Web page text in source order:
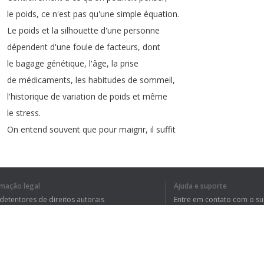
le poids, ce n'est pas qu'une simple équation.
Le poids et la silhouette d'une personne
dépendent d'une foule de facteurs, dont
le bagage génétique, l'âge, la prise
de médicaments, les habitudes de sommeil,
l'historique de variation de poids et même
le stress.
On entend souvent que pour maigrir, il suffit
d'aliments
legal
detentores de direitos autorais
Ajuda e suporte
Entre em contato com o